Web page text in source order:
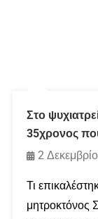
Στο
35χρονος
2
Τι
μητροκτόνος